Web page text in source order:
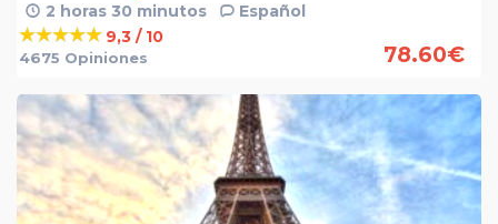
2 horas 30 minutos
Español
9,3 / 10
4675 Opiniones 78.60€